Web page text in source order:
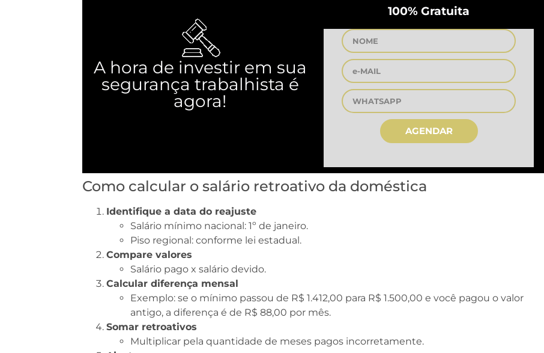
A hora de investir em sua
segurança trabalhista é
agora!
100% Gratuita
AGENDAR
Como calcular o salário retroativo da doméstica
Identifique a data do reajuste
Salário mínimo nacional: 1º de janeiro.
Piso regional: conforme lei estadual.
Compare valores
Salário pago x salário devido.
Calcular diferença mensal
Exemplo: se o mínimo passou de R$ 1.412,00 para R$ 1.500,00 e você pagou o valor
antigo, a diferença é de R$ 88,00 por mês.
Somar retroativos
Multiplicar pela quantidade de meses pagos incorretamente.